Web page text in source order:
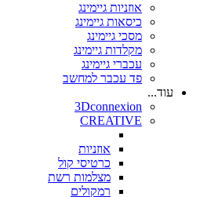
אוזניות גיימינג
כיסאות גיימינג
מסכי גיימינג
מקלדות גיימינג
עכברי גיימינג
פד עכבר למחשב
עוד...
3Dconnexion
CREATIVE
אוזניות
כרטיסי קול
מצלמות רשת
רמקולים